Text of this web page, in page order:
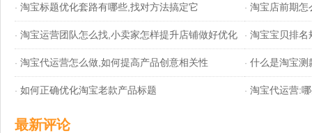
· 淘宝标题优化套路有哪些,找对方法搞定它 · 淘宝店前期怎
· 淘宝运营团队怎么找,小卖家怎样提升店铺做好优化 · 淘宝宝贝排名
· 淘宝代运营怎么做,如何提高产品创意相关性 · 什么是淘宝测
· 如何正确优化淘宝老款产品标题 · 淘宝代运营:
最新评论